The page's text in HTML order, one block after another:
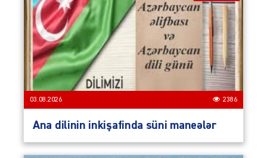
03.08.2026 2386
Ana dilinin inkişafinda süni maneələr